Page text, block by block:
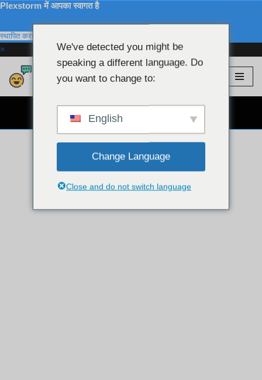
Plexstorm में आपका स्वागत है
स्थापित करना
×
इसे
पर
Plexstorm 💖 वीआईपी मॉडल
निःशुल्क वेबकैम चैट 👉
We've detected you might be
speaking a different language. Do
you want to change to:
English
Change Language
Close and do not switch language